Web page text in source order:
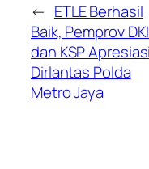
← ETLE Berhasil
Baik, Pemprov DKI
dan KSP Apresiasi
Dirlantas Polda
Metro Jaya